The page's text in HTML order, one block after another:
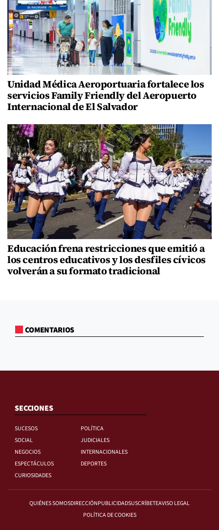
Unidad Médica Aeroportuaria fortalece los
servicios Family Friendly del Aeropuerto
Internacional de El Salvador
Educación frena restricciones que emitió a
los centros educativos y los desfiles cívicos
volverán a su formato tradicional
COMENTARIOS
SECCIONES
SUCESOS
POLÍTICA
SOCIAL
JUDICIALES
NEGOCIOS
INTERNACIONALES
ESPECTÁCULOS
DEPORTES
CURIOSIDADES
QUIÉNES SOMOSDIRECCIÓNPUBLICIDADSUSCRÍBETEAVISO LEGAL
POLÍTICA DE COOKIES